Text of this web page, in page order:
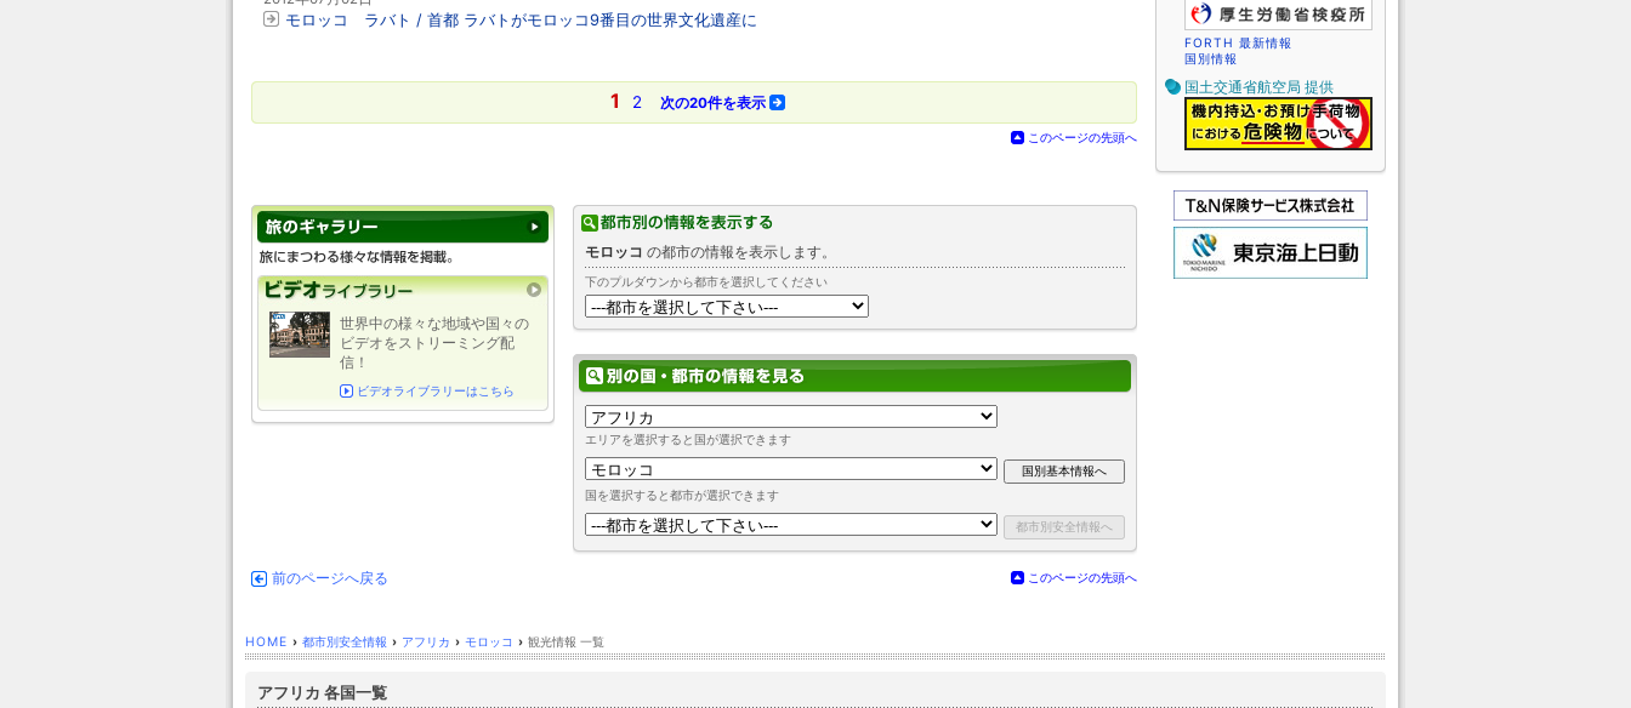
モロッコ ラバト / 首都 ラバトがモロッコ9番目の世界文化遺産に
1 2 次の20件を表示
このページの先頭へ
モロッコ の都市の情報を表示します。
下のプルダウンから都市を選択してください
エリアを選択すると国が選択できます
国を選択すると都市が選択できます
世界中の様々な地域や国々の
ビデオをストリーミング配
信！
ビデオライブラリーはこちら
前のページへ戻る このページの先頭へ
FORTH 最新情報
国別情報
国土交通省航空局 提供
HOME › 都市別安全情報 › アフリカ › モロッコ › 観光情報 一覧
アフリカ 各国一覧